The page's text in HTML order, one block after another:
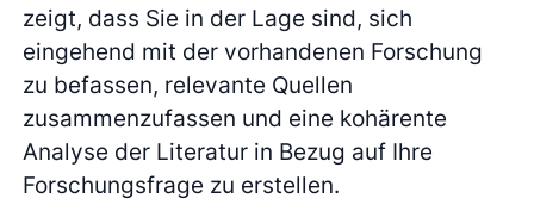
zeigt, dass Sie in der Lage sind, sich
eingehend mit der vorhandenen Forschung
zu befassen, relevante Quellen
zusammenzufassen und eine kohärente
Analyse der Literatur in Bezug auf Ihre
Forschungsfrage zu erstellen.